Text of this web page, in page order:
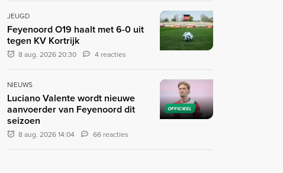
JEUGD
Feyenoord O19 haalt met 6-0 uit
tegen KV Kortrijk
8 aug. 2026 20:30 4 reacties
OFFICIEEL
NIEUWS
Luciano Valente wordt nieuwe
aanvoerder van Feyenoord dit
seizoen
8 aug. 2026 14:04 66 reacties